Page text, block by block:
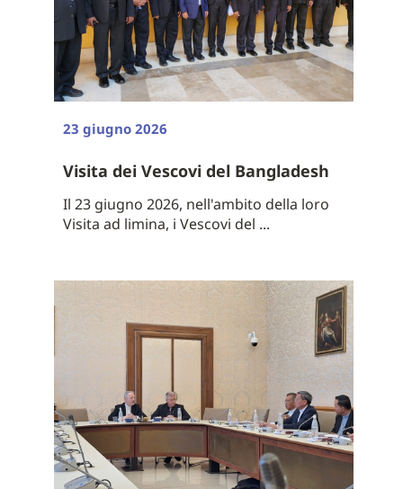
23 giugno 2026
Visita dei Vescovi del Bangladesh
Il 23 giugno 2026, nell'ambito della loro
Visita ad limina, i Vescovi del ...